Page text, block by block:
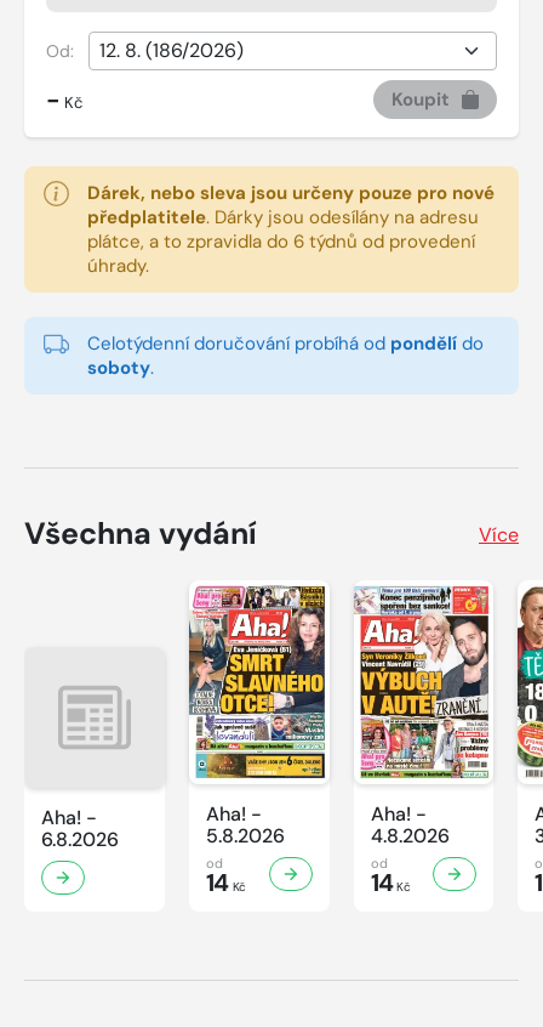
Od:
- Kč Koupit
Dárek, nebo sleva jsou určeny pouze pro nové
předplatitele. Dárky jsou odesílány na adresu
plátce, a to zpravidla do 6 týdnů od provedení
úhrady.
Celotýdenní doručování probíhá od pondělí do
soboty.
Všechna vydání Více
Aha! -
6.8.2026
Aha! -
5.8.2026
od
14Kč
Aha! -
4.8.2026
od
14Kč